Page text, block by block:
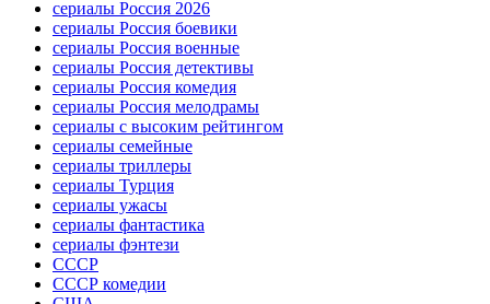
сериалы Россия 2026
сериалы Россия боевики
сериалы Россия военные
сериалы Россия детективы
сериалы Россия комедия
сериалы Россия мелодрамы
сериалы с высоким рейтингом
сериалы семейные
сериалы триллеры
сериалы Турция
сериалы ужасы
сериалы фантастика
сериалы фэнтези
СССР
СССР комедии